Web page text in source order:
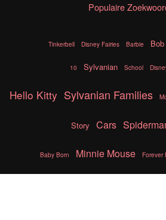
Populaire
Tinkerbell Disney Fairies Barbie
10 Sylvanian School
Hello Kitty Sylvanian Families
Story Cars
Baby Born Minnie Mouse Forever